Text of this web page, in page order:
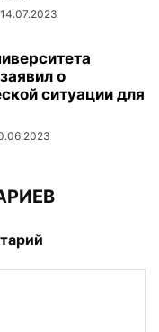
14.07.2023
о
ситуации для